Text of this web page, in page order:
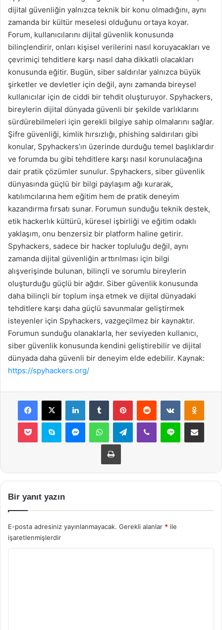
dijital güvenliğin yalnızca teknik bir konu olmadığını, aynı
zamanda bir kültür meselesi olduğunu ortaya koyar.
Forum, kullanıcılarını dijital güvenlik konusunda
bilinçlendirir, onları kişisel verilerini nasıl koruyacakları ve
çevrimiçi tehditlere karşı nasıl daha dikkatli olacakları
konusunda eğitir. Bugün, siber saldırılar yalnızca büyük
şirketler ve devletler için değil, aynı zamanda bireysel
kullanıcılar için de ciddi bir tehdit oluşturuyor. Spyhackers,
bireylerin dijital dünyada güvenli bir şekilde varlıklarını
sürdürebilmeleri için gerekli bilgiye sahip olmalarını sağlar.
Şifre güvenliği, kimlik hırsızlığı, phishing saldırıları gibi
konular, Spyhackers’ın üzerinde durduğu temel başlıklardır
ve forumda bu gibi tehditlere karşı nasıl korunulacağına
dair pratik çözümler sunulur. Spyhackers, siber güvenlik
dünyasında güçlü bir bilgi paylaşım ağı kurarak,
katılımcılarına hem eğitim hem de pratik deneyim
kazandırma fırsatı sunar. Forumun sunduğu teknik destek,
etik hackerlık kültürü, küresel işbirliği ve eğitim odaklı
yaklaşım, onu benzersiz bir platform haline getirir.
Spyhackers, sadece bir hacker topluluğu değil, aynı
zamanda dijital güvenliğin arttırılması için bilgi
alışverişinde bulunan, bilinçli ve sorumlu bireylerin
oluşturduğu güçlü bir ağdır. Siber güvenlik konusunda
daha bilinçli bir toplum inşa etmek ve dijital dünyadaki
tehditlere karşı daha güçlü savunmalar geliştirmek
isteyenler için Spyhackers, vazgeçilmez bir kaynaktır.
Forumun sunduğu olanaklarla, her seviyeden kullanıcı,
siber güvenlik konusunda kendini geliştirebilir ve dijital
dünyada daha güvenli bir deneyim elde edebilir. Kaynak:
https://spyhackers.org/
Facebook
X LinkedInTumblr PinterestReddit VKontakte
Pocket Skype MessengerWhatsAppTelegramViber Line E-Posta ile
Yazdır
Bir yanıt yazın
E-posta adresiniz yayınlanmayacak. Gerekli alanlar * ile
işaretlenmişlerdir